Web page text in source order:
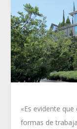
«Es evidente
formas de